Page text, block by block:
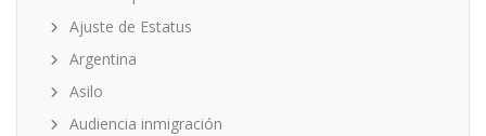
Ajuste de Estatus
Argentina
Asilo
Audiencia inmigración